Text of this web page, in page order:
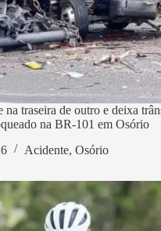
na traseira de outro e deixa
na BR-101 em Osório
Acidente, Osório